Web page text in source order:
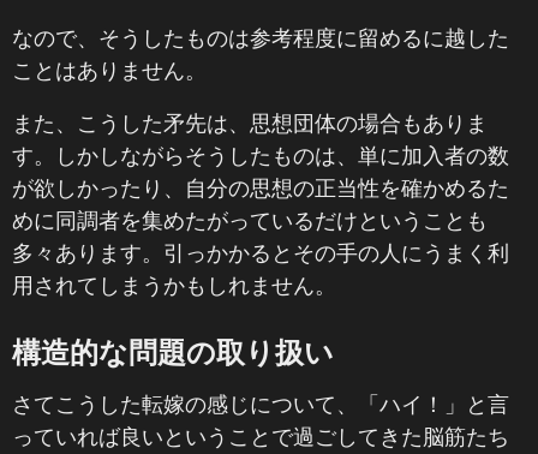
なので、そうしたものは参考程度に留めるに越した
ことはありません。
また、こうした矛先は、思想団体の場合もありま
す。しかしながらそうしたものは、単に加入者の数
が欲しかったり、自分の思想の正当性を確かめるた
めに同調者を集めたがっているだけということも
多々あります。引っかかるとその手の人にうまく利
用されてしまうかもしれません。
構造的な問題の取り扱い
さてこうした転嫁の感じについて、「ハイ！」と言
っていれば良いということで過ごしてきた脳筋たち